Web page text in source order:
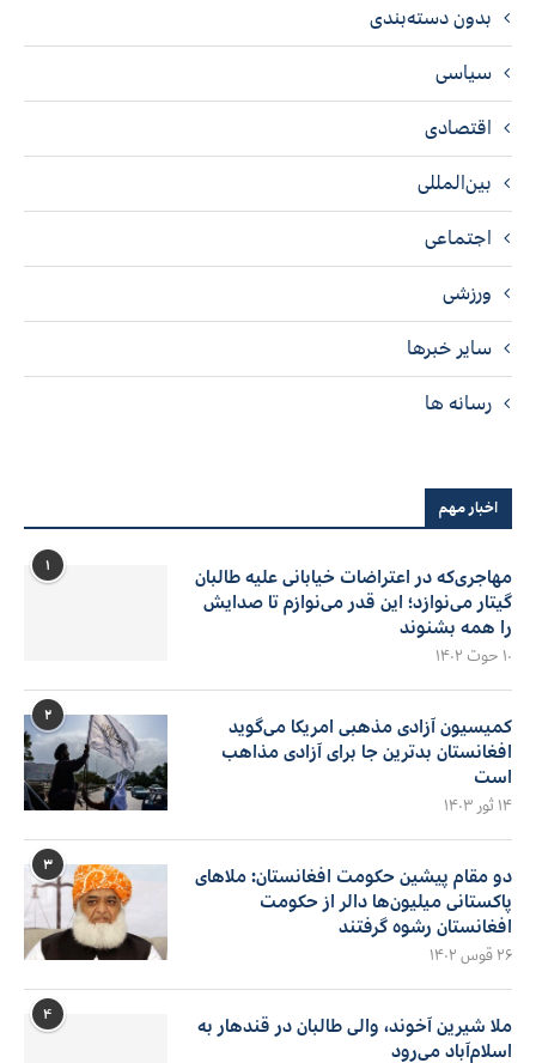
بدون دسته‌بندی
سیاسی
اقتصادی
بین‌المللی
اجتماعی
ورزشی
سایر خبرها
رسانه ها
اخبار مهم
۱
مهاجری‌که در اعتراضات خیابانی علیه طالبان
گیتار می‌نوازد؛ این قدر می‌نوازم تا صدایش
را همه بشنوند
۱۰ حوت ۱۴۰۲
۲
کمیسیون آزادی مذهبی امریکا می‌گوید
افغانستان بدترین جا برای آزادی مذاهب
است
۱۴ ثور ۱۴۰۳
۳
دو مقام پیشین حکومت افغانستان: ملاهای
پاکستانی میلیون‌ها دالر از حکومت
افغانستان رشوه گرفتند
۲۶ قوس ۱۴۰۲
۴
ملا شیرین آخوند، والی طالبان در قندهار به
اسلام‌آباد می‌رود